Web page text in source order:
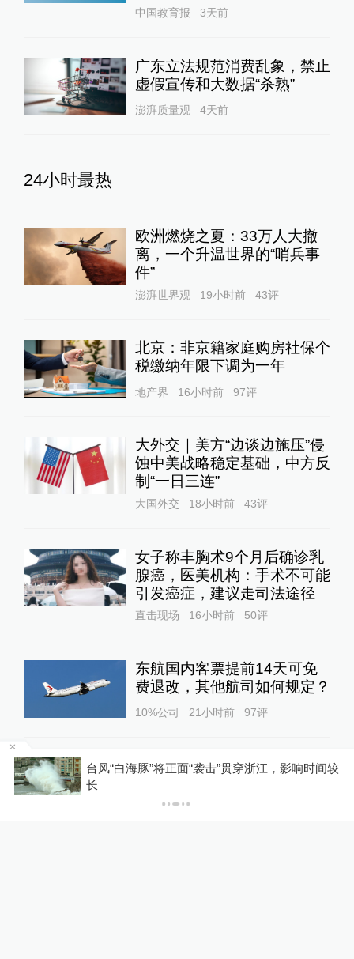
中国教育报 3天前
广东立法规范消费乱象，禁止
虚假宣传和大数据“杀熟”
澎湃质量观 4天前
24小时最热
欧洲燃烧之夏：33万人大撤
离，一个升温世界的“哨兵事
件”
澎湃世界观 19小时前 43评
北京：非京籍家庭购房社保个
税缴纳年限下调为一年
地产界 16小时前 97评
大外交｜美方“边谈边施压”侵
蚀中美战略稳定基础，中方反
制“一日三连”
大国外交 18小时前 43评
女子称丰胸术9个月后确诊乳
腺癌，医美机构：手术不可能
引发癌症，建议走司法途径
直击现场 16小时前 50评
东航国内客票提前14天可免
费退改，其他航司如何规定？
10%公司 21小时前 97评
台风“白海豚”将正面“袭击”贯穿浙江，影响时间较
长